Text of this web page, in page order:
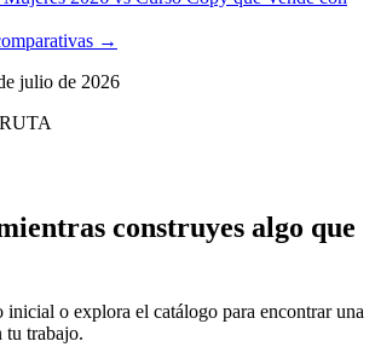
→
julio de 2026
construyes algo que
inicial o explora el catálogo para encontrar una
tu trabajo.